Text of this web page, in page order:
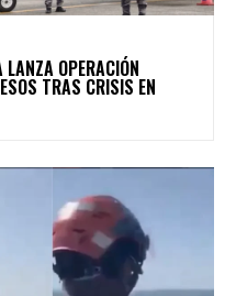
LANZA OPERACIÓN
TRAS CRISIS EN